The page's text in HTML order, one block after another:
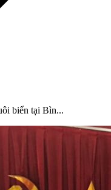
biển tại Bìn...